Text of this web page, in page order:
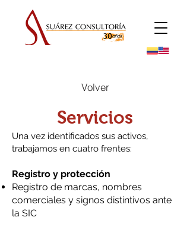
Volver
Servicios
Una vez identificados sus activos,
trabajamos en cuatro frentes:
Registro y protección
Registro de marcas, nombres
comerciales y signos distintivos ante
la SIC